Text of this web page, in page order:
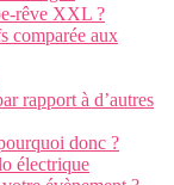
rêve XXL ?
comparée aux
rapport à d’autres
donc ?
électrique